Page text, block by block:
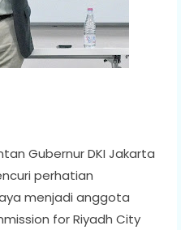
Gubernur DKI Jakarta
perhatian
menjadi anggota
for Riyadh City